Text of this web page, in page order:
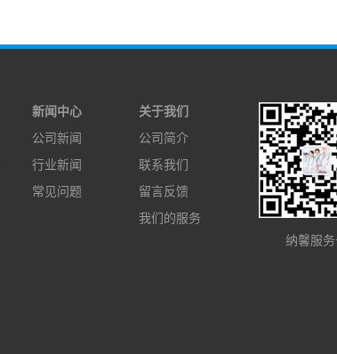
新闻中心
公司新闻
行业新闻
常见问题
关于我们
公司简介
联系我们
留言反馈
我们的服务
纳馨服务